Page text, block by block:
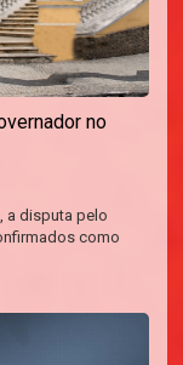
no
a disputa pelo
como